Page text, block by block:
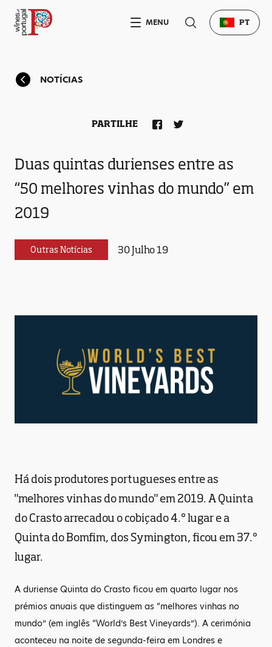
NOTÍCIAS
Duas quintas durienses entre as
“50 melhores vinhas do mundo” em
2019
Outras Notícias 30 Julho 19
PARTILHE
Há dois produtores portugueses entre as
"melhores vinhas do mundo" em 2019. A Quinta
do Crasto arrecadou o cobiçado 4.º lugar e a
Quinta do Bomfim, dos Symington, ficou em 37.º
lugar.
A duriense Quinta do Crasto ficou em quarto lugar nos
prémios anuais que distinguem as “melhores vinhas no
mundo” (em inglês “World’s Best Vineyards”). A cerimónia
aconteceu na noite de segunda-feira em Londres e
MENU PT